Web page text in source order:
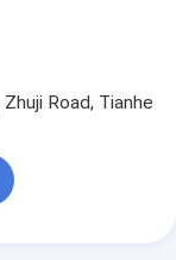
Road, Tianhe